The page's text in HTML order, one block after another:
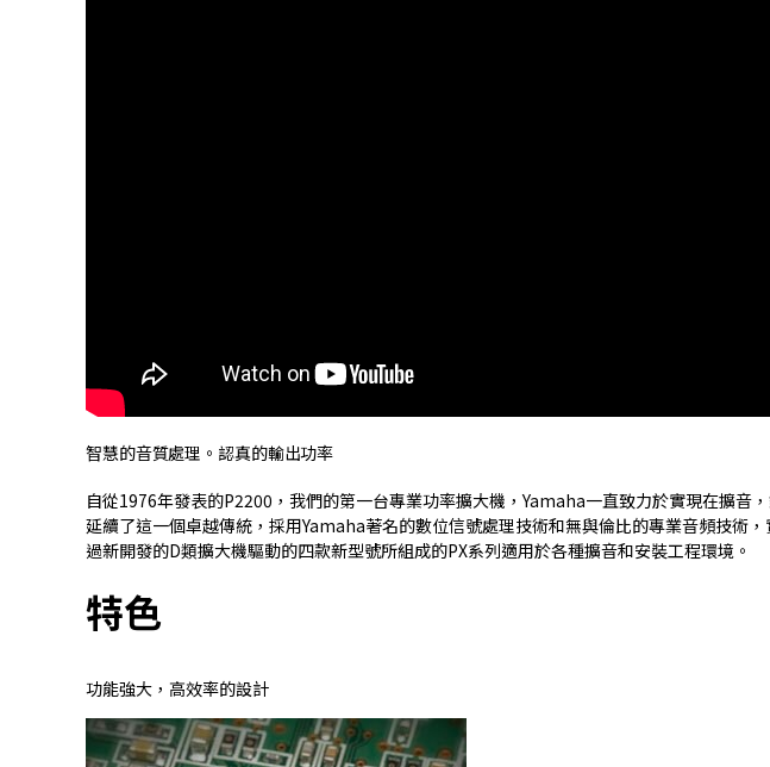
智慧的音質處理。認真的輸出功率
自從1976年發表的P2200，我們的第一台專業功率擴大機，Yamaha一直致力於實現在擴
延續了這一個卓越傳統，採用Yamaha著名的數位信號處理技術和無與倫比的專業音頻技術
過新開發的D類擴大機驅動的四款新型號所組成的PX系列適用於各種擴音和安裝工程環境。
特色
功能強大，高效率的設計